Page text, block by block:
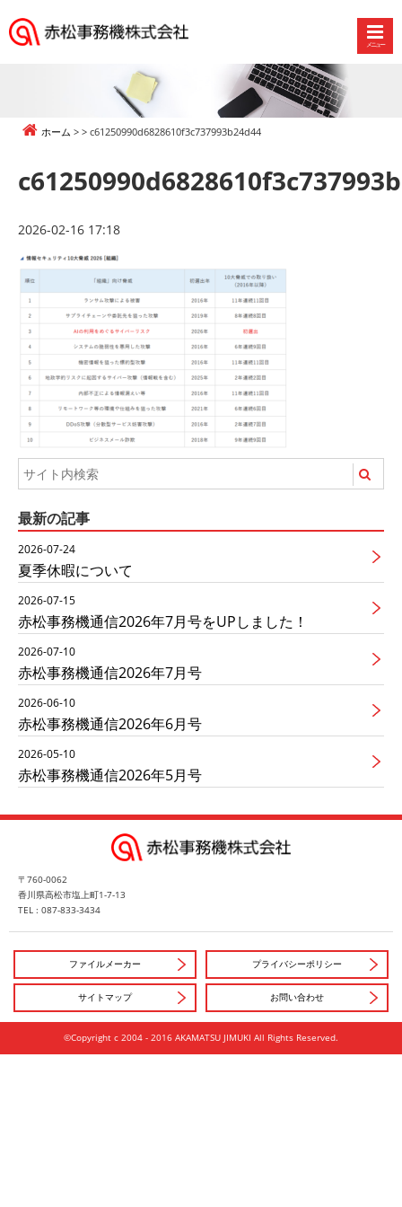
メニュー
式
ホーム c61250990d6828610f3c737993b24d44
2026-02-16 17:18
最新の記事
2026-07-24
夏季休暇について
2026-07-15
赤松事務機通信2026年7月号をUPしました！
2026-07-10
赤松事務機通信2026年7月号
2026-06-10
赤松事務機通信2026年6月号
2026-05-10
赤松事務機通信2026年5月号
〒760-0062
香川県高松市塩上町1-7-13
TEL : 087-833-3434
ファイルメーカー プライバシーポリシー
サイトマップ お問い合わせ
©Copyright c 2004 - 2016 AKAMATSU JIMUKI All Rights Reserved.